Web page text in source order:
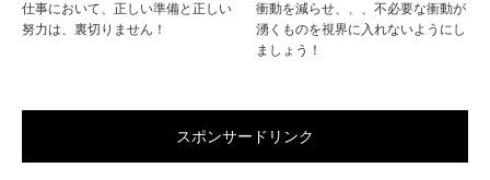
仕事において、正しい準備と正しい
努力は、裏切りません！
衝動を減らせ、、、不必要な衝動が
湧くものを視界に入れないようにし
ましょう！
スポンサードリンク